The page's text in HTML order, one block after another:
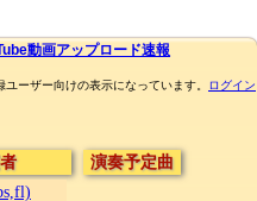
動画アップロード速報
ユーザー向けの表示になっています。 ログイン
演奏予定曲